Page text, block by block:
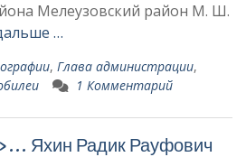
Мелеузовский район М. Ш.
…
, Глава администрации,
1 Комментарий
Яхин Радик Рау­фович